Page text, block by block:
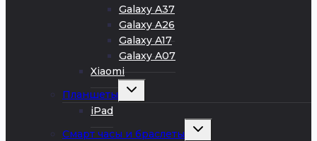
Galaxy A37
Galaxy A26
Galaxy A17
Galaxy A07
Xiaomi
Планшеты
Развернуть
iPad
Смарт часы и браслеты
Развернуть